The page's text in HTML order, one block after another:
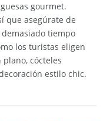
gourmet.
que asegúrate de
tiempo
los turistas eligen
cócteles
estilo chic.